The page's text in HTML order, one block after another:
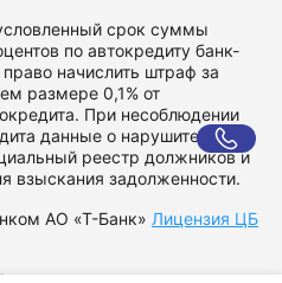
срок суммы
по автокредиту банк-
начислить штраф за
размере 0,1% от
При несоблюдении
данные о нарушителе
реестр должников и
взыскания задолженности.
АО «Т-Банк» Лицензия ЦБ